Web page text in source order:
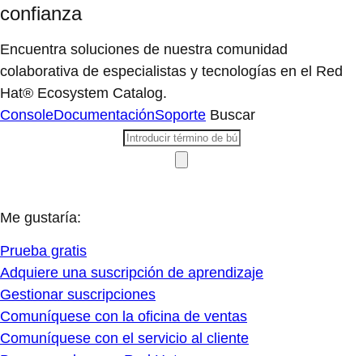
confianza
Encuentra soluciones de nuestra comunidad
colaborativa de especialistas y tecnologías en el Red
Hat® Ecosystem Catalog.
ConsoleDocumentaciónSoporte Buscar
Me gustaría:
Prueba gratis
Adquiere una suscripción de aprendizaje
Gestionar suscripciones
Comuníquese con la oficina de ventas
Comuníquese con el servicio al cliente